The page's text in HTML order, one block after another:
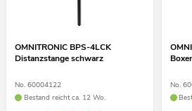
OMNITRONIC BPS-4LCK
Distanzstange schwarz
No. 60004122
Bestand reicht ca. 12 Wo.
No.